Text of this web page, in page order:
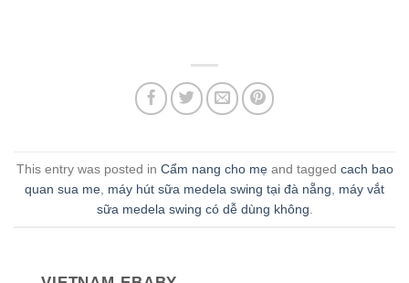
This entry was posted in Cẩm nang cho mẹand tagged cach bao
quan sua me máy hút sữa medela swing tại đà nẵng
máy vắt
sữa medela swing có dễ dùng không